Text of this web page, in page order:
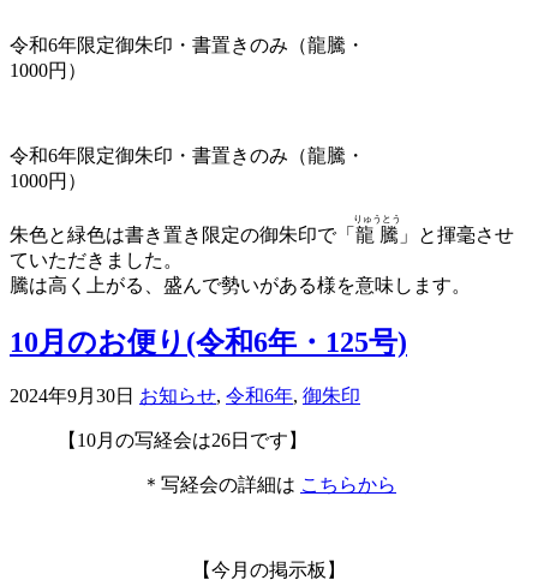
令和6年限定御朱印・書置きのみ（龍騰・
1000円）
令和6年限定御朱印・書置きのみ（龍騰・
1000円）
朱色と緑色は書き置き限定の御朱印で「 龍騰
りゅうとう
」と揮毫させ
ていただきました。
騰は高く上がる、盛んで勢いがある様を意味します。
10月のお便り(令和6年・125号)
2024年9月30日 お知らせ, 令和6年, 御朱印
【10月の写経会は26日です】
＊写経会の詳細は こちらから
【今月の掲示板】